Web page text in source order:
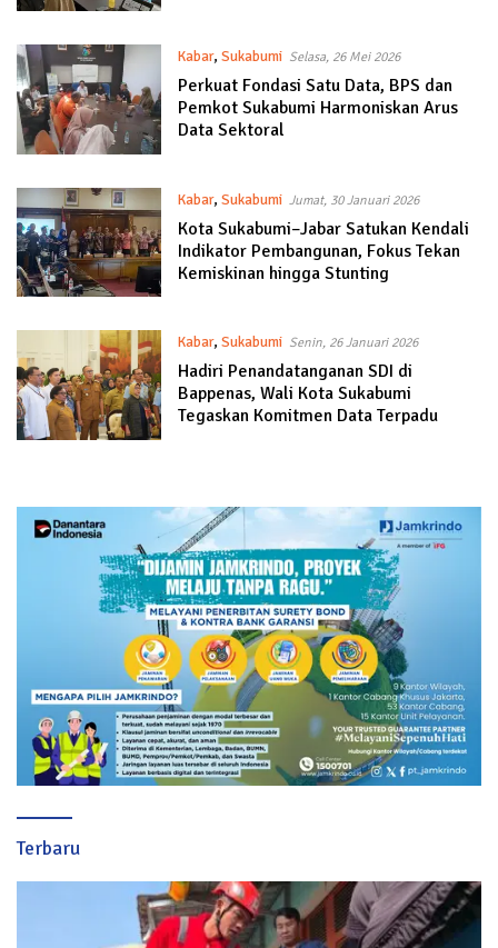
Kabar, Sukabumi Selasa, 26 Mei 2026
Perkuat Fondasi Satu Data, BPS dan
Pemkot Sukabumi Harmoniskan Arus
Data Sektoral
Kabar, Sukabumi Jumat, 30 Januari 2026
Kota Sukabumi–Jabar Satukan Kendali
Indikator Pembangunan, Fokus Tekan
Kemiskinan hingga Stunting
Kabar, Sukabumi Senin, 26 Januari 2026
Hadiri Penandatanganan SDI di
Bappenas, Wali Kota Sukabumi
Tegaskan Komitmen Data Terpadu
Terbaru